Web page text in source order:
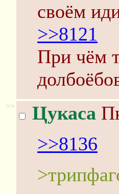
своём
>>8121
При чём
>> Цукаса
>>8136